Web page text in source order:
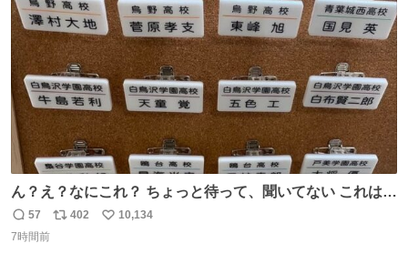
数
ん？え？なにこれ？ ちょっと待って、聞いてない これは販
売されているのもですか？
返
信
57
リ
402
い
10,134
7時間前